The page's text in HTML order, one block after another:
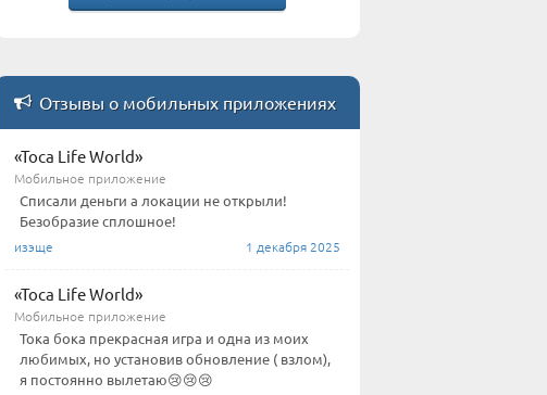
Отзывы о мобильных приложениях
«Toca Life World»
Мобильное приложение
Списали деньги а локации не открыли!
Безобразие сплошное!
изэще 1 декабря 2025
«Toca Life World»
Мобильное приложение
Тока бока прекрасная игра и одна из моих
любимых, но установив обновление ( взлом),
я постоянно вылетаю😢😢😢